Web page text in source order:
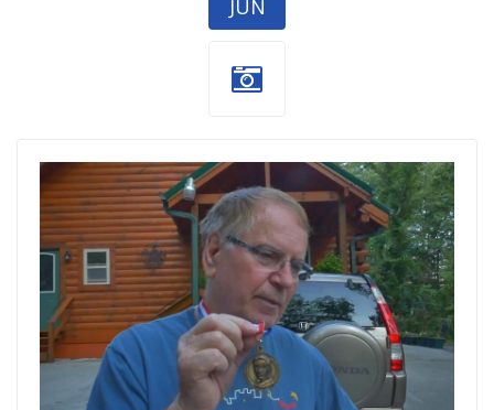
JUN
Dobitnik tesline
medalje za
humanitarni rad
2015.jpg